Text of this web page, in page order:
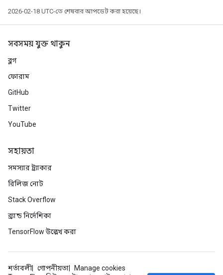
2026-02-18 UTC-তে শেষবার আপডেট করা হয়েছে।
সবসময় যুক্ত থাকুন
ব্লগ
ফোরাম
GitHub
Twitter
YouTube
সহায়তা
সমস্যার ট্র্যাকার
রিলিজ নোট
Stack Overflow
ব্র্যান্ড নির্দেশিকা
TensorFlow উল্লেখ করা
শর্তাবলী গোপনীয়তা
Manage cookies